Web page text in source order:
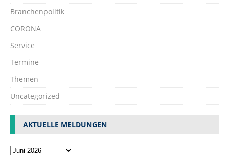
Branchenpolitik
CORONA
Service
Termine
Themen
Uncategorized
AKTUELLE MELDUNGEN